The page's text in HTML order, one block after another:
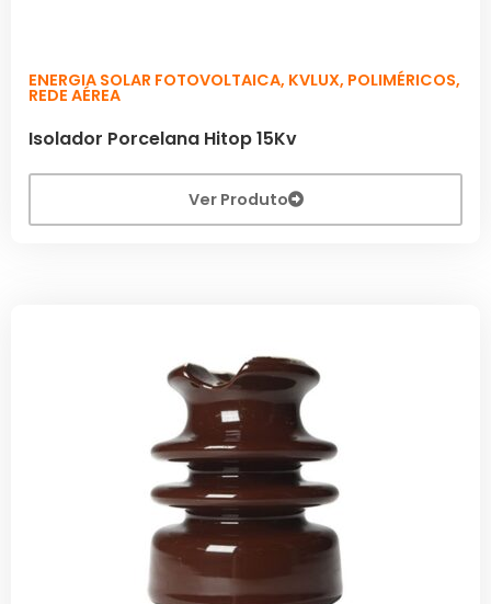
ENERGIA SOLAR FOTOVOLTAICA, KVLUX, POLIMÉRICOS,
REDE AÉREA
Isolador Porcelana Hitop 15Kv
Ver Produto